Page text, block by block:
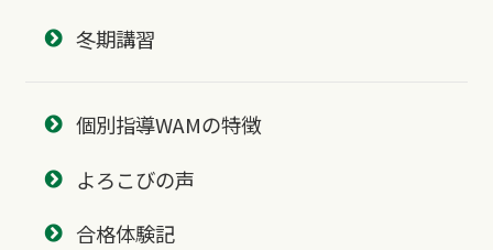
冬期講習
個別指導WAMの特徴
よろこびの声
合格体験記